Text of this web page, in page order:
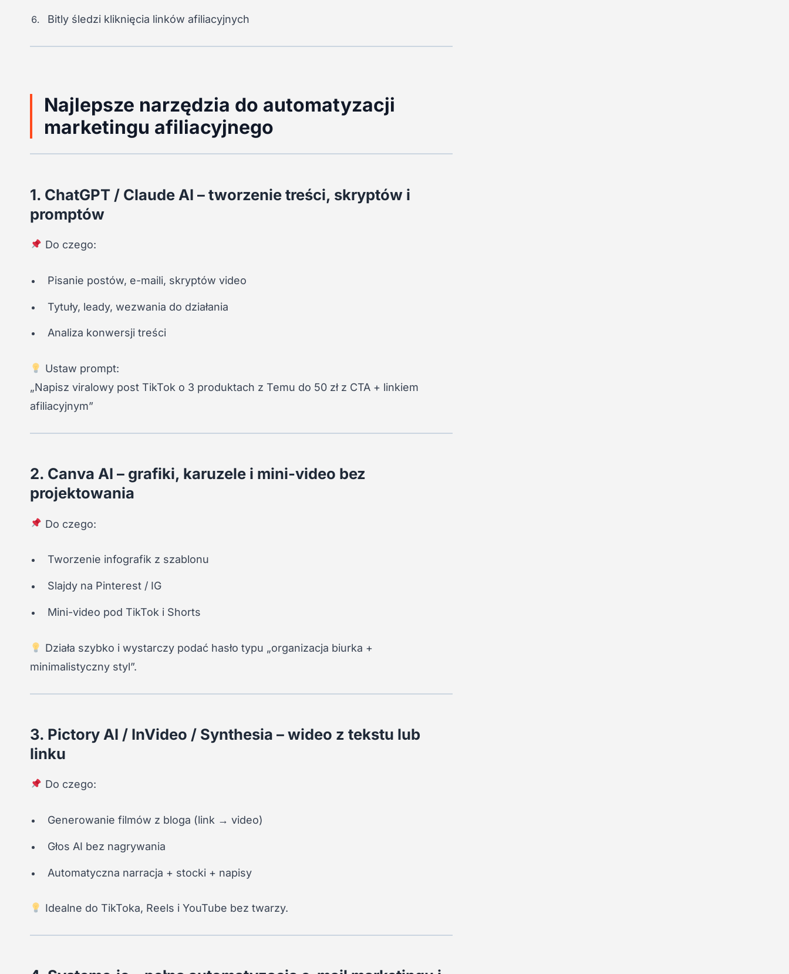
Bitly śledzi kliknięcia linków afiliacyjnych
Najlepsze narzędzia do automatyzacji
marketingu afiliacyjnego
1. ChatGPT / Claude AI – tworzenie treści, skryptów i
promptów
Do czego:
Pisanie postów, e-maili, skryptów video
Tytuły, leady, wezwania do działania
Analiza konwersji treści
Ustaw prompt:
„Napisz viralowy post TikTok o 3 produktach z Temu do 50 zł z CTA + linkiem
afiliacyjnym”
2. Canva AI – grafiki, karuzele i mini-video bez
projektowania
Do czego:
Tworzenie infografik z szablonu
Slajdy na Pinterest / IG
Mini-video pod TikTok i Shorts
Działa szybko i wystarczy podać hasło typu „organizacja biurka +
minimalistyczny styl”.
3. Pictory AI / InVideo / Synthesia – wideo z tekstu lub
linku
Do czego:
Generowanie filmów z bloga (link → video)
Głos AI bez nagrywania
Automatyczna narracja + stocki + napisy
Idealne do TikToka, Reels i YouTube bez twarzy.